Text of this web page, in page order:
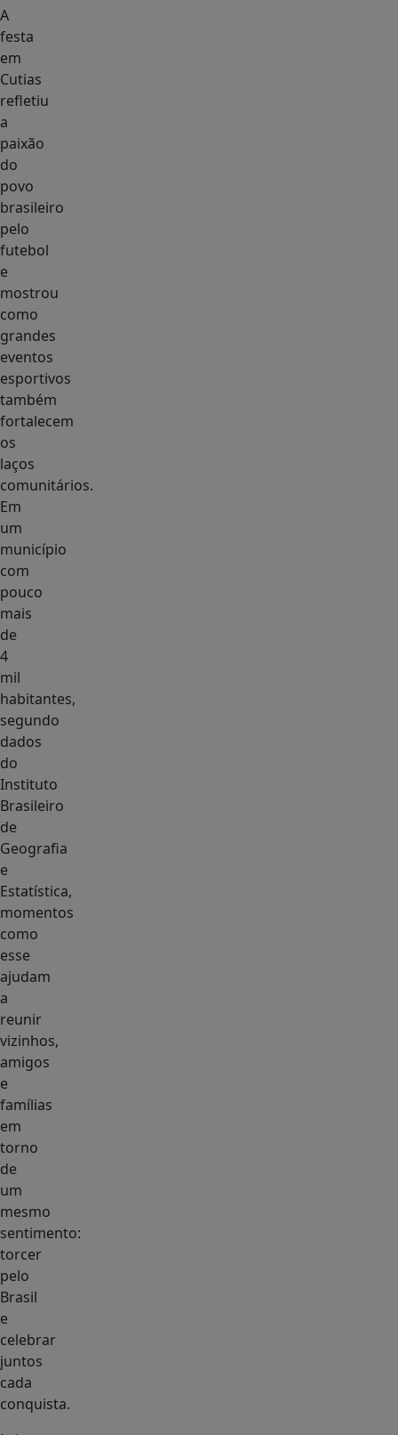
A
festa
em
Cutias
refletiu
a
paixão
do
povo
brasileiro
pelo
futebol
e
mostrou
como
grandes
eventos
esportivos
também
fortalecem
os
laços
comunitários.
Em
um
município
com
pouco
mais
de
4
mil
habitantes,
segundo
dados
do
Instituto
Brasileiro
de
Geografia
e
Estatística,
momentos
como
esse
ajudam
a
reunir
vizinhos,
amigos
e
famílias
em
torno
de
um
mesmo
sentimento:
torcer
pelo
Brasil
e
celebrar
juntos
cada
conquista.